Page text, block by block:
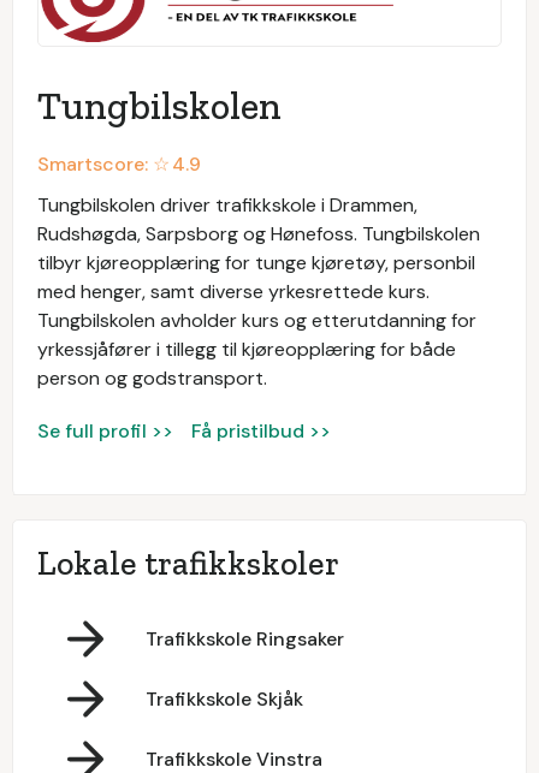
Tungbilskolen
Smartscore: ☆4.9
Tungbilskolen driver trafikkskole i Drammen,
Rudshøgda, Sarpsborg og Hønefoss. Tungbilskolen
tilbyr kjøreopplæring for tunge kjøretøy, personbil
med henger, samt diverse yrkesrettede kurs.
Tungbilskolen avholder kurs og etterutdanning for
yrkessjåfører i tillegg til kjøreopplæring for både
person og godstransport.
Se full profil >> Få pristilbud >>
Lokale trafikkskoler
Trafikkskole Ringsaker
Trafikkskole Skjåk
Trafikkskole Vinstra